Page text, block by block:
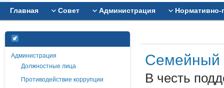
Главная Совет Администрация
Администрация
Должностные лица
Противодействие коррупции
Семейный
В честь